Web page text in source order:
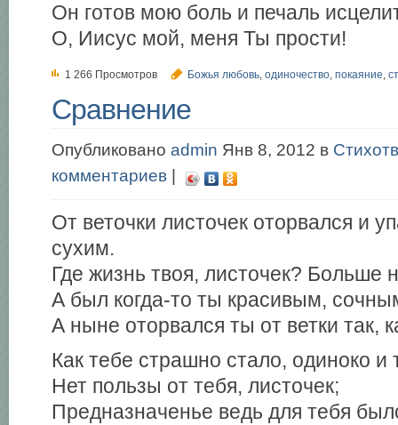
Он готов мою боль и печаль
О, Иисус мой, меня Ты прости!
1 266 Просмотров Божья любовь, одиночество, покаяние,
Сравнение
Опубликовано admin Янв 8, 2012 в
комментариев |
От веточки листочек оторвался и
сухим.
Где жизнь твоя, листочек? Больше
А был когда-то ты красивым,
А ныне оторвался ты от ветки так,
Как тебе страшно стало, одиноко и
Нет пользы от тебя, листочек;
Предназначенье ведь для тебя